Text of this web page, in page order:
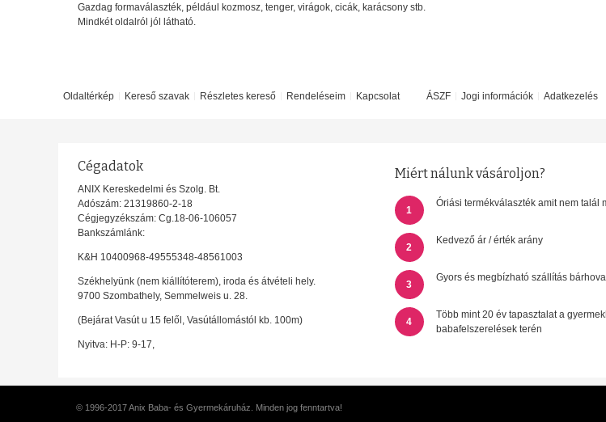
Gazdag formaválaszték, például kozmosz, tenger, virágok, cicák, karácsony stb.
Mindkét oldalról jól látható.
Oldaltérkép Kereső szavak Részletes kereső Rendeléseim Kapcsolat ÁSZF Jogi információk Adatkezelés
Cégadatok
ANIX Kereskedelmi és Szolg. Bt.
Adószám: 21319860-2-18
Cégjegyzékszám: Cg.18-06-106057
Bankszámlánk:
K&H 10400968-49555348-48561003
Székhelyünk (nem kiállítóterem), iroda és átvételi hely.
9700 Szombathely, Semmelweis u. 28.
(Bejárat Vasút u 15 felől, Vasútállomástól kb. 100m)
Nyitva: H-P: 9-17,
Miért nálunk vásároljon?
1
Óriási termékválaszték amit nem talál
2
Kedvező ár / érték arány
3
Gyors és megbízható szállítás
4
Több mint 20 év tapasztalat a
babafelszerelések terén
© 1996-2017 Anix Baba- és Gyermekáruház. Minden jog fenntartva!